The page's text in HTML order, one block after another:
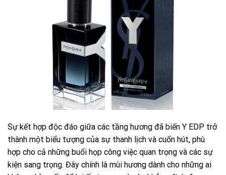
Sự kết hợp độc đáo giữa các tầng hương đã biến Y EDP trở
thành một biểu tượng của sự thanh lịch và cuốn hút, phù
hợp cho cả những buổi họp công việc quan trọng và các sự
kiện sang trọng. Đây chính là mùi hương dành cho những ai